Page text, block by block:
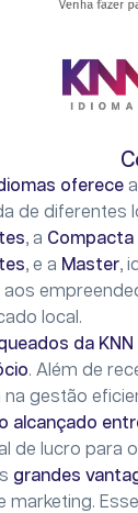
oferece
de diferentes
, a Compacta
, e a Master,
local.
da
. Além de
na gestão
alcançado
de lucro para
grandes
marketing.